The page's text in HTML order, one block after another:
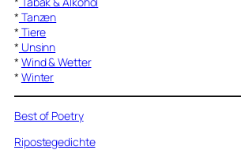
* Tanzen
* Tiere
* Unsinn
* Wind & Wetter
* Winter
Best of Poetry
Ripostegedichte